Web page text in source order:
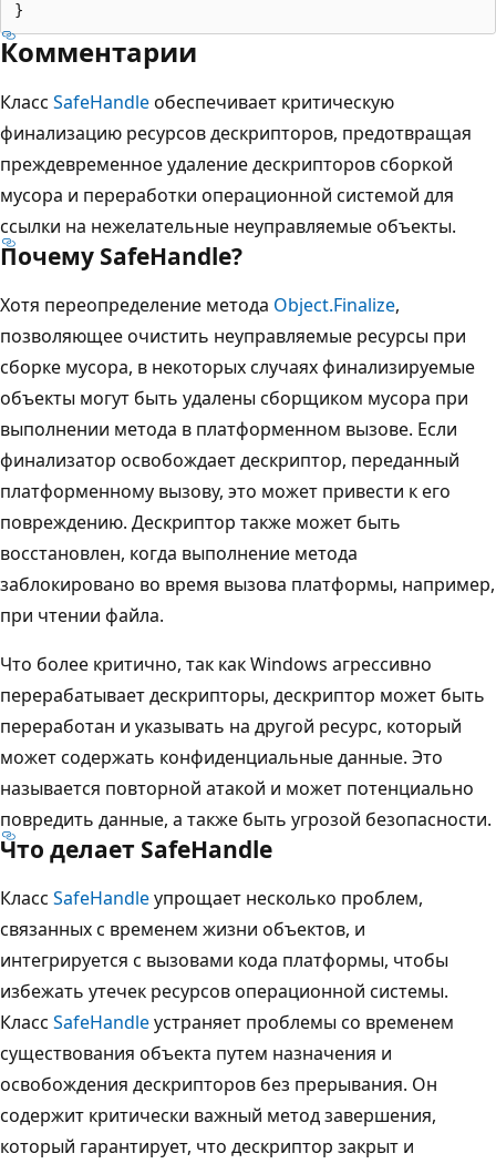
Комментарии
Класс SafeHandleобеспечивает критическую
финализацию ресурсов дескрипторов, предотвращая
преждевременное удаление дескрипторов сборкой
мусора и переработки операционной системой для
ссылки на нежелательные неуправляемые объекты.
Почему SafeHandle?
Хотя переопределение метода Object.Finalize,
позволяющее очистить неуправляемые ресурсы при
сборке мусора, в некоторых случаях финализируемые
объекты могут быть удалены сборщиком мусора при
выполнении метода в платформенном вызове. Если
финализатор освобождает дескриптор, переданный
платформенному вызову, это может привести к его
повреждению. Дескриптор также может быть
восстановлен, когда выполнение метода
заблокировано во время вызова платформы, например,
при чтении файла.
Что более критично, так как Windows агрессивно
перерабатывает дескрипторы, дескриптор может быть
переработан и указывать на другой ресурс, который
может содержать конфиденциальные данные. Это
называется повторной атакой и может потенциально
повредить данные, а также быть угрозой безопасности.
Что делает SafeHandle
Класс SafeHandleупрощает несколько проблем,
связанных с временем жизни объектов, и
интегрируется с вызовами кода платформы, чтобы
избежать утечек ресурсов операционной системы.
Класс SafeHandleустраняет проблемы со временем
существования объекта путем назначения и
освобождения дескрипторов без прерывания. Он
содержит критически важный метод завершения,
который гарантирует, что дескриптор закрыт и